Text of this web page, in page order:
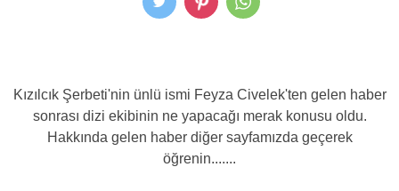
Kızılcık Şerbeti'nin ünlü ismi Feyza Civelek'ten gelen haber
sonrası dizi ekibinin ne yapacağı merak konusu oldu.
Hakkında gelen haber diğer sayfamızda geçerek
öğrenin.......